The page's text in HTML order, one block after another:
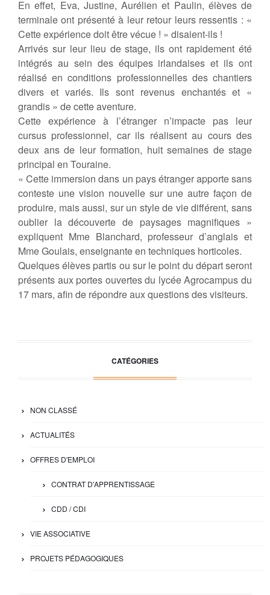
En effet, Eva, Justine, Aurélien et Paulin, élèves de
terminale ont présenté à leur retour leurs ressentis : «
Cette expérience doit être vécue ! » disaient-ils !
Arrivés sur leur lieu de stage, ils ont rapidement été
intégrés au sein des équipes irlandaises et ils ont
réalisé en conditions professionnelles des chantiers
divers et variés. Ils sont revenus enchantés et «
grandis » de cette aventure.
Cette expérience à l’étranger n’impacte pas leur
cursus professionnel, car ils réalisent au cours des
deux ans de leur formation, huit semaines de stage
principal en Touraine.
« Cette immersion dans un pays étranger apporte sans
conteste une vision nouvelle sur une autre façon de
produire, mais aussi, sur un style de vie différent, sans
oublier la découverte de paysages magnifiques »
expliquent Mme Blanchard, professeur d’anglais et
Mme Goulais, enseignante en techniques horticoles.
Quelques élèves partis ou sur le point du départ seront
présents aux portes ouvertes du lycée Agrocampus du
17 mars, afin de répondre aux questions des visiteurs.
CATÉGORIES
NON CLASSÉ
ACTUALITÉS
OFFRES D'EMPLOI
CONTRAT D'APPRENTISSAGE
CDD / CDI
VIE ASSOCIATIVE
PROJETS PÉDAGOGIQUES